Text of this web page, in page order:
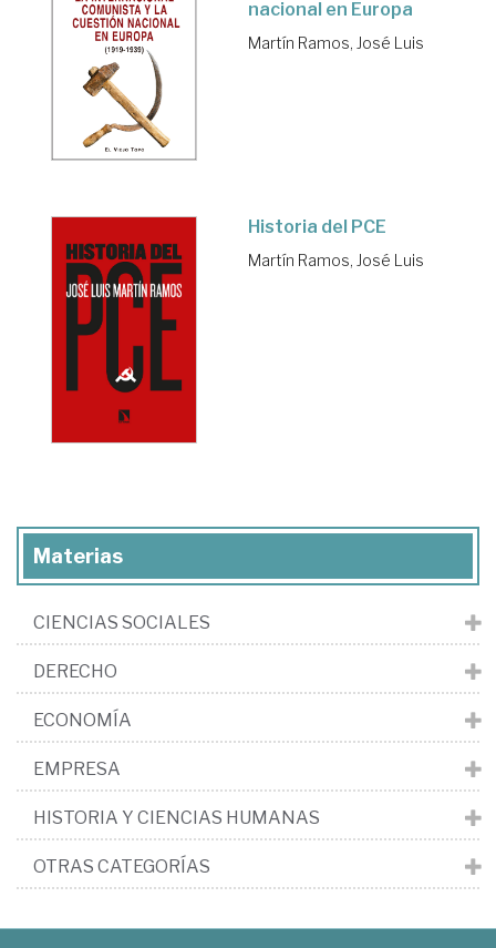
nacional en Europa
Martín Ramos, José Luis
Historia del PCE
Martín Ramos, José Luis
Materias
CIENCIAS SOCIALES
DERECHO
ECONOMÍA
EMPRESA
HISTORIA Y CIENCIAS HUMANAS
OTRAS CATEGORÍAS